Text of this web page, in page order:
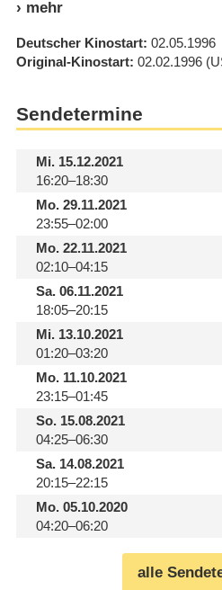
Deutscher Kinostart 02.05.1996
Original-Kinostart 02.02.1996
Sendetermine
Mi.15.12.2021
16:20–18:30
Mo.29.11.2021
23:55–02:00
Mo.22.11.2021
02:10–04:15
Sa.06.11.2021
18:05–20:15
Mi.13.10.2021
01:20–03:20
Mo.11.10.2021
23:15–01:45
So.15.08.2021
04:25–06:30
Sa.14.08.2021
20:15–22:15
Mo.05.10.2020
04:20–06:20
alle